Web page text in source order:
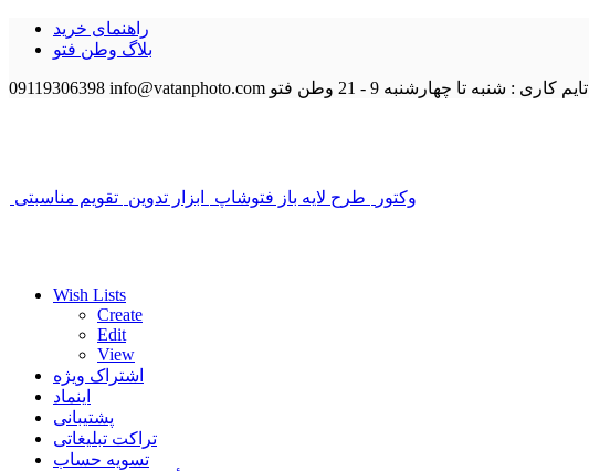
راهنمای خرید
بلاگ وطن فتو
09119306398 info@vatanphoto.com تایم کاری : شنبه تا چهارشنبه 9 - 21 وطن فتو
وکتور طرح لایه باز فتوشاپ ابزار تدوین تقویم مناسبتی
Wish Lists
Create
Edit
View
اشتراک ویژه
اینماد
پشتیبانی
تراکت تبلیغاتی
تسویه حساب